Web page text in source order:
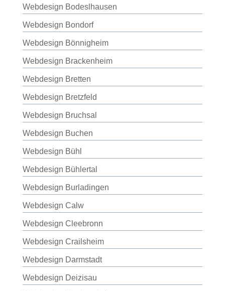
Webdesign Bodeslhausen
Webdesign Bondorf
Webdesign Bönnigheim
Webdesign Brackenheim
Webdesign Bretten
Webdesign Bretzfeld
Webdesign Bruchsal
Webdesign Buchen
Webdesign Bühl
Webdesign Bühlertal
Webdesign Burladingen
Webdesign Calw
Webdesign Cleebronn
Webdesign Crailsheim
Webdesign Darmstadt
Webdesign Deizisau